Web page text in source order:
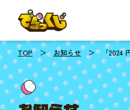
TOP＞お知らせ＞ 「2024 円